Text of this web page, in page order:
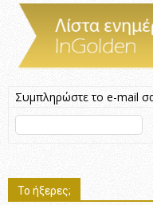
Συμπληρώστε το e-mail
Το ήξερες;